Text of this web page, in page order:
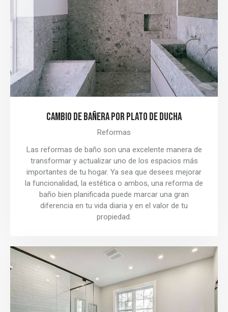
CAMBIO DE BAÑERA POR PLATO DE DUCHA
Reformas
Las reformas de baño son una excelente manera de
transformar y actualizar uno de los espacios más
importantes de tu hogar. Ya sea que desees mejorar
la funcionalidad, la estética o ambos, una reforma de
baño bien planificada puede marcar una gran
diferencia en tu vida diaria y en el valor de tu
propiedad.